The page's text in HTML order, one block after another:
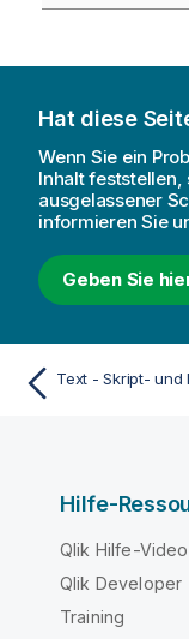
Hat diese
Wenn Sie ein
Inhalt feststellen,
ausgelassener
informieren Sie
Geben Sie
Hilfe-
Qlik Hilfe-
Qlik Developer
Training